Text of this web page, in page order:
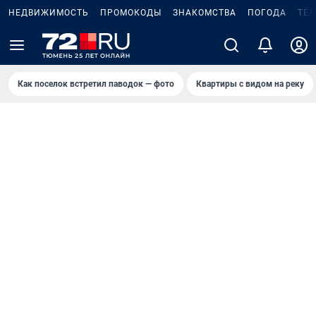
НЕДВИЖИМОСТЬ ПРОМОКОДЫ ЗНАКОМСТВА ПОГОДА
Как поселок встретил паводок — фото Квартиры с видом на реку